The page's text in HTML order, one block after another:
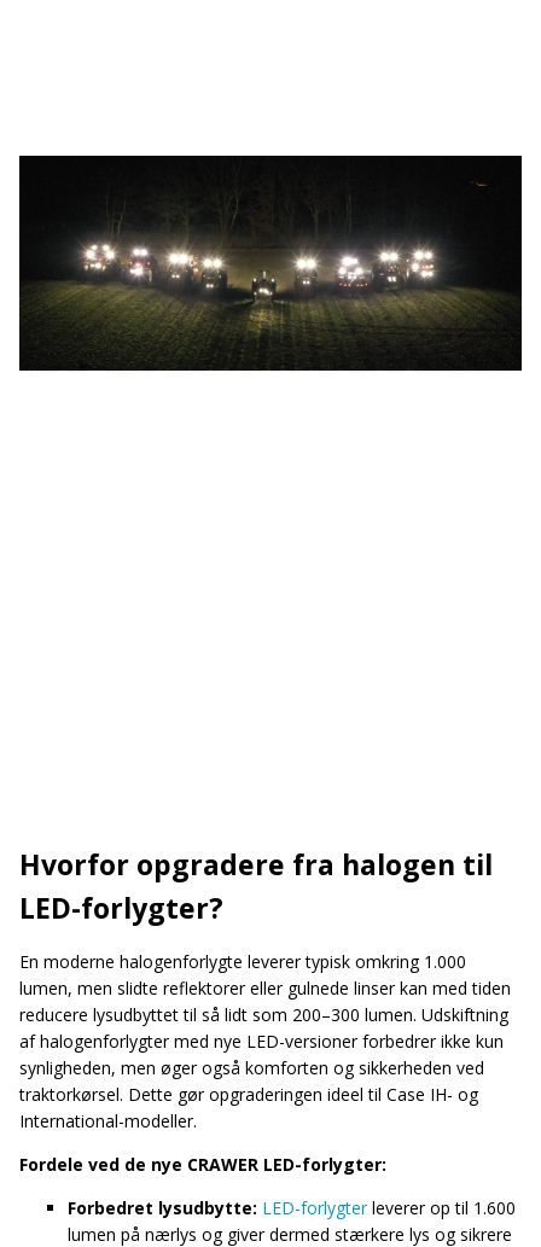
Hvorfor opgradere fra halogen til
LED-forlygter?
En moderne halogenforlygte leverer typisk omkring 1.000
lumen, men slidte reflektorer eller gulnede linser kan med tiden
reducere lysudbyttet til så lidt som 200–300 lumen. Udskiftning
af halogenforlygter med nye LED-versioner forbedrer ikke kun
synligheden, men øger også komforten og sikkerheden ved
traktorkørsel. Dette gør opgraderingen ideel til Case IH- og
International-modeller.
Fordele ved de nye CRAWER LED-forlygter:
Forbedret lysudbytte: LED-forlygterleverer op til 1.600
lumen på nærlys og giver dermed stærkere lys og sikrere